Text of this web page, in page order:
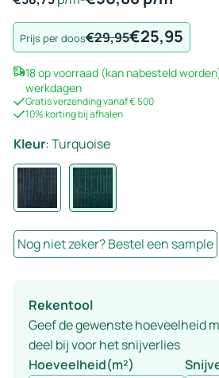
Prijs per doos€29,95
Oorspronkelijke
prijs
was:
€29,95.
€25,95
Huidige
prijs
is:
€25,95.
18 op voorraad (kan nabesteld
werkdagen
Gratis verzending vanaf € 500
10% korting bij afhalen
Kleur:Turquoise
Nog niet zeker? Bestel een sample
Rekentool
Geef de gewenste hoeveelheid
deel bij voor het snijverlies
Hoeveelheid(m²)